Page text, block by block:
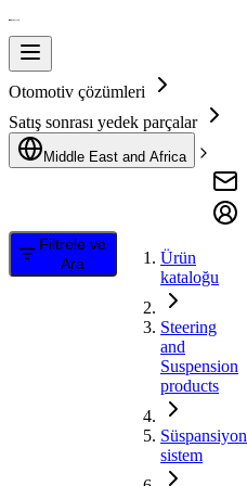
Otomotiv çözümleri
Satış sonrası yedek parçalar
Middle East and Africa
Filtrele ve
Ara
Ürün
kataloğu
Steering
and
Suspension
products
Süspansiyon
sistem